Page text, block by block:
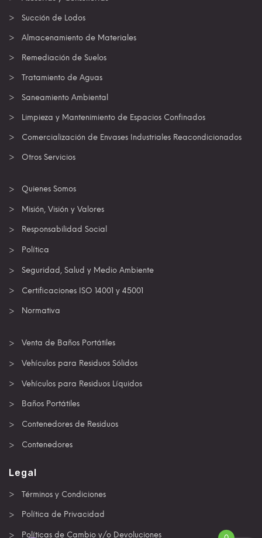
Succión de Lodos
Almacenamiento de Materiales
Remediación de Suelos
Tratamiento de Aguas
Saneamiento Ambiental
Limpieza y Mantenimiento de Espacios Confinados
Comercialización de Envases Industriales Reacondicionados
Otros Servicios
Quienes Somos
Misión, Visión y Valores
Responsabilidad Social
Política
Seguridad, Salud y Medio Ambiente
Certificaciones ISO 14001 y 45001
Normativa
Venta de Baños Portátiles
Vehículos para Residuos Sólidos
Vehículos para Residuos Líquidos
Baños Portátiles
Contenedores de Residuos
Contenedores
Legal
Términos y Condiciones
Política de Privacidad
Políticas de Cambio y/o Devoluciones